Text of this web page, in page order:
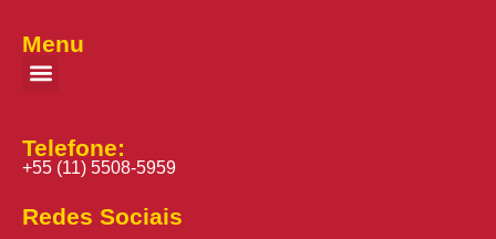
Menu
Telefone:
+55 (11) 5508-5959
Redes Sociais